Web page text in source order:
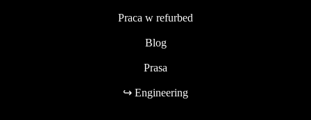
Praca w refurbed
Blog
Prasa
↪ Engineering